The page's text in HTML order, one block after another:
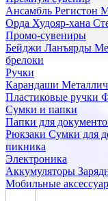
Ансамбль Регистон
Орда Худояр-хана
Промо-сувениры
Бейджи Ланъярды
брелоки
Ручки
Карандаши
Пластиковые ручки
Сумки и папки
Папки для
Рюкзаки Сумки для
пикника
Электроника
Аккумуляторы
Мобильные
Мы предлагаем
сувениров с
продукцию для
Подарочные наборы
Бизнес наборы
Наборы из кожи
Наборы с бутылками
Наборы с кружками
флешками